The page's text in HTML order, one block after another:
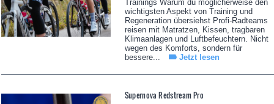
Trainings Warum du möglicherweise den
wichtigsten Aspekt von Training und
Regeneration übersiehst Profi-Radteams
reisen mit Matratzen, Kissen, tragbaren
Klimaanlagen und Luftbefeuchtern. Nicht
wegen des Komforts, sondern für
bessere...
Jetzt lesen
Supernova Redstream Pro